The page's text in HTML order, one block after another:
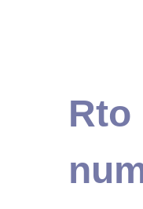
Rto